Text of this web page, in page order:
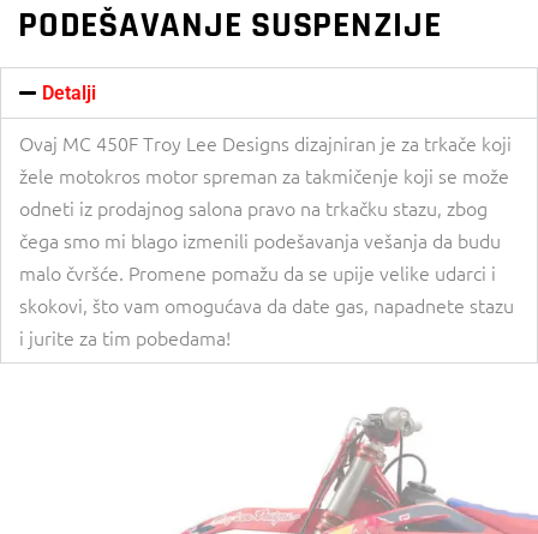
PODEŠAVANJE SUSPENZIJE
Detalji
Ovaj MC 450F Troy Lee Designs dizajniran je za trkače koji
žele motokros motor spreman za takmičenje koji se može
odneti iz prodajnog salona pravo na trkačku stazu, zbog
čega smo mi blago izmenili podešavanja vešanja da budu
malo čvršće. Promene pomažu da se upije velike udarci i
skokovi, što vam omogućava da date gas, napadnete stazu
i jurite za tim pobedama!